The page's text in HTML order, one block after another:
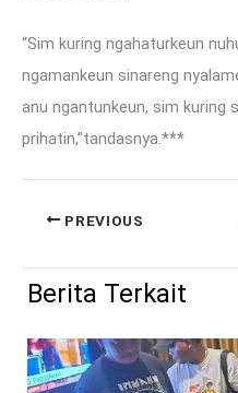
“Sim kuring ngahaturkeun
ngamankeun sinareng
anu ngantunkeun, sim kuring
prihatin,”tandasnya.***
PREVIOUS
Berita Terkait